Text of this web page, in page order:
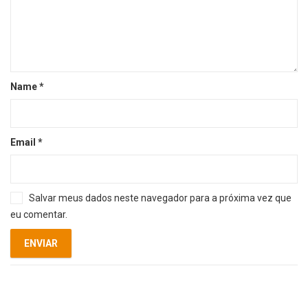
Name*
Email *
Salvar meus dados neste navegador para a próxima vez que
eu comentar.